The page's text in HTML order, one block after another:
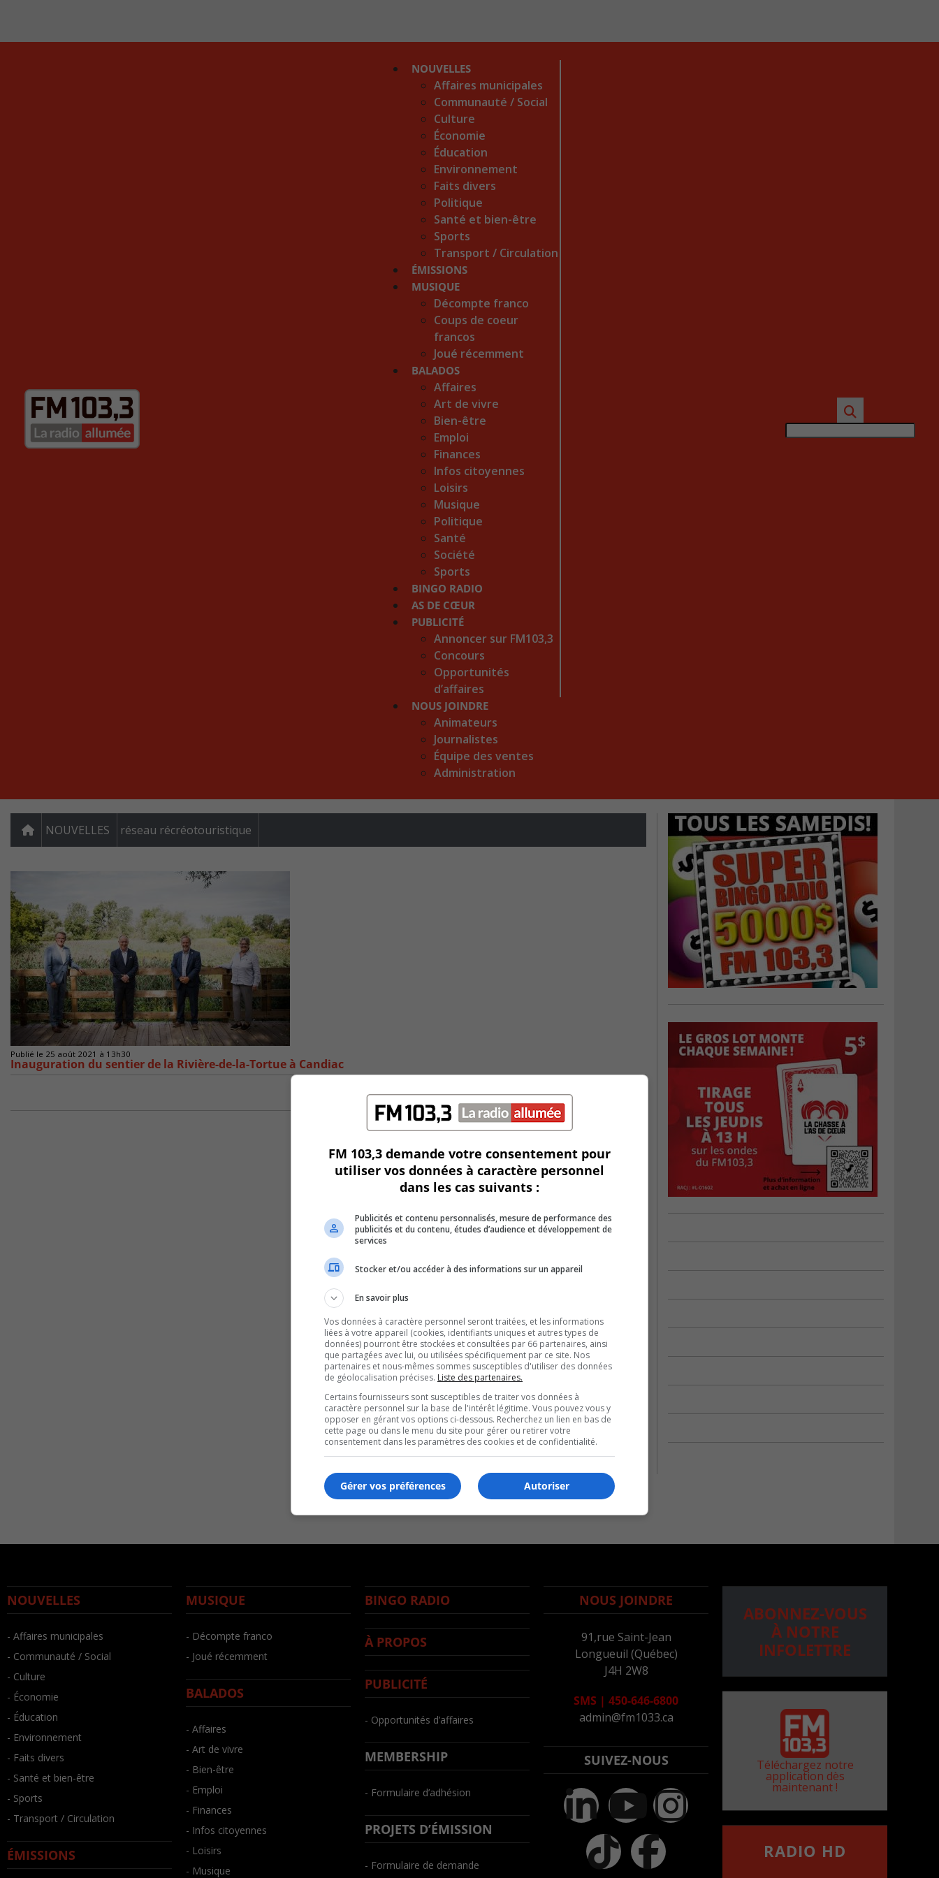
NOUVELLES
Affaires municipales
Communauté / Social
Culture
Économie
Éducation
Environnement
Faits divers
Politique
Santé et bien-être
Sports
Transport / Circulation
ÉMISSIONS
MUSIQUE
Décompte franco
Coups de coeur
francos
Joué récemment
BALADOS
Affaires
Art de vivre
Bien-être
Emploi
Finances
Infos citoyennes
Loisirs
Musique
Politique
Santé
Société
Sports
BINGO RADIO
AS DE CŒUR
PUBLICITÉ
Annoncer sur FM103,3
Concours
Opportunités
d’affaires
NOUS JOINDRE
Animateurs
Journalistes
Équipe des ventes
Administration
NOUVELLES réseau récréotouristique
Publié le 25 août 2021 à 13h30
Inauguration du sentier de la Rivière-de-la-Tortue à Candiac
NOUVELLES
- Affaires municipales
- Communauté / Social
- Culture
- Économie
- Éducation
- Environnement
- Faits divers
- Santé et bien-être
- Sports
- Transport / Circulation
ÉMISSIONS
MUSIQUE
- Décompte franco
- Joué récemment
BALADOS
- Affaires
- Art de vivre
- Bien-être
- Emploi
- Finances
- Infos citoyennes
- Loisirs
- Musique
BINGO RADIO
À PROPOS
PUBLICITÉ
- Opportunités d’affaires
MEMBERSHIP
- Formulaire d’adhésion
PROJETS D’ÉMISSION
- Formulaire de demande
NOUS JOINDRE
91,rue Saint-Jean
Longueuil (Québec)
J4H 2W8
SMS | 450-646-6800
admin@fm1033.ca
SUIVEZ-NOUS
ABONNEZ-VOUS
À NOTRE
INFOLETTRE
Téléchargez notre
application dès
maintenant !
RADIO HD
FM 103,3 demande votre consentement pour
utiliser vos données à caractère personnel
dans les cas suivants :
Publicités et contenu personnalisés, mesure de performance des
publicités et du contenu, études d’audience et développement de
services
Stocker et/ou accéder à des informations sur un appareil
En savoir plus
Vos données à caractère personnel seront traitées, et les informations
liées à votre appareil (cookies, identifiants uniques et autres types de
données) pourront être stockées et consultées par 66 partenaires, ainsi
que partagées avec lui, ou utilisées spécifiquement par ce site. Nos
partenaires et nous-mêmes sommes susceptibles d'utiliser des données
de géolocalisation précises. Liste des partenaires.
Certains fournisseurs sont susceptibles de traiter vos données à
caractère personnel sur la base de l'intérêt légitime. Vous pouvez vous y
opposer en gérant vos options ci-dessous. Recherchez un lien en bas de
cette page ou dans le menu du site pour gérer ou retirer votre
consentement dans les paramètres des cookies et de confidentialité.
Autoriser
Gérer vos préférences